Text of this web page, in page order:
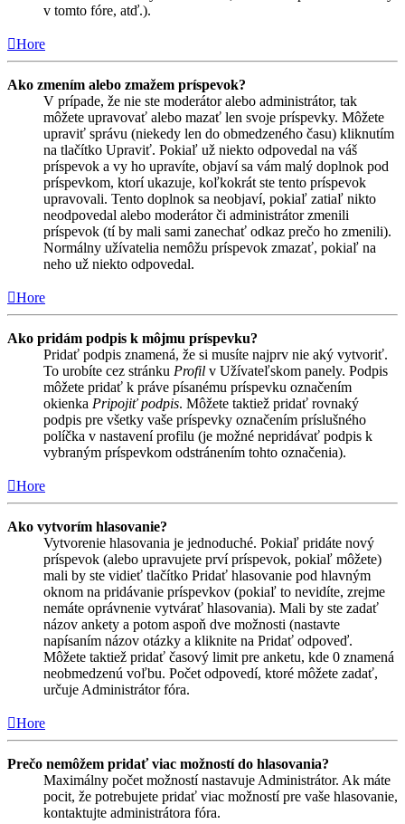
v tomto fóre, atď.).
Hore
Ako zmením alebo zmažem príspevok?
V prípade, že nie ste moderátor alebo administrátor, tak
môžete upravovať alebo mazať len svoje príspevky. Môžete
upraviť správu (niekedy len do obmedzeného času) kliknutím
na tlačítko Upraviť. Pokiaľ už niekto odpovedal na váš
príspevok a vy ho upravíte, objaví sa vám malý doplnok pod
príspevkom, ktorí ukazuje, koľkokrát ste tento príspevok
upravovali. Tento doplnok sa neobjaví, pokiaľ zatiaľ nikto
neodpovedal alebo moderátor či administrátor zmenili
príspevok (tí by mali sami zanechať odkaz prečo ho zmenili).
Normálny užívatelia nemôžu príspevok zmazať, pokiaľ na
neho už niekto odpovedal.
Hore
Ako pridám podpis k môjmu príspevku?
Pridať podpis znamená, že si musíte najprv nie aký vytvoriť.
To urobíte cez stránku Profil v Užívateľskom panely. Podpis
môžete pridať k práve písanému príspevku označením
okienka Pripojiť podpis. Môžete taktiež pridať rovnaký
podpis pre všetky vaše príspevky označením príslušného
políčka v nastavení profilu (je možné nepridávať podpis k
vybraným príspevkom odstránením tohto označenia).
Hore
Ako vytvorím hlasovanie?
Vytvorenie hlasovania je jednoduché. Pokiaľ pridáte nový
príspevok (alebo upravujete prví príspevok, pokiaľ môžete)
mali by ste vidieť tlačítko Pridať hlasovanie pod hlavným
oknom na pridávanie príspevkov (pokiaľ to nevidíte, zrejme
nemáte oprávnenie vytvárať hlasovania). Mali by ste zadať
názov ankety a potom aspoň dve možnosti (nastavte
napísaním názov otázky a kliknite na Pridať odpoveď.
Môžete taktiež pridať časový limit pre anketu, kde 0 znamená
neobmedzenú voľbu. Počet odpovedí, ktoré môžete zadať,
určuje Administrátor fóra.
Hore
Prečo nemôžem pridať viac možností do hlasovania?
Maximálny počet možností nastavuje Administrátor. Ak máte
pocit, že potrebujete pridať viac možností pre vaše hlasovanie,
kontaktujte administrátora fóra.